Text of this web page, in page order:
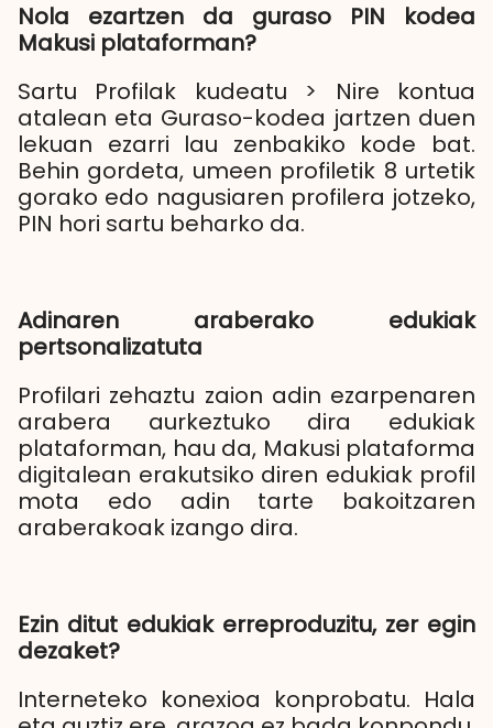
Nola ezartzen da guraso PIN kodea
Makusi plataforman?
Sartu Profilak kudeatu > Nire kontua
atalean eta Guraso-kodea jartzen duen
lekuan ezarri lau zenbakiko kode bat.
Behin gordeta, umeen profiletik 8 urtetik
gorako edo nagusiaren profilera jotzeko,
PIN hori sartu beharko da.
Adinaren araberako edukiak
pertsonalizatuta
Profilari zehaztu zaion adin ezarpenaren
arabera aurkeztuko dira edukiak
plataforman, hau da, Makusi plataforma
digitalean erakutsiko diren edukiak profil
mota edo adin tarte bakoitzaren
araberakoak izango dira.
Ezin ditut edukiak erreproduzitu, zer egin
dezaket?
Interneteko konexioa konprobatu. Hala